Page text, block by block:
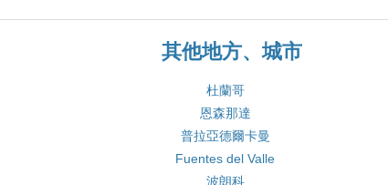
其他地方、城市
杜蘭哥
恩森那達
普拉亞德爾卡曼
Fuentes del Valle
波朗科